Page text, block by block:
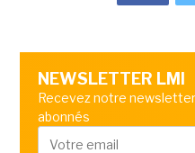
NEWSLETTER LMI
Recevez notre
abonnés